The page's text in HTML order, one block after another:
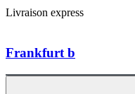
Livraison express
Frankfurt b